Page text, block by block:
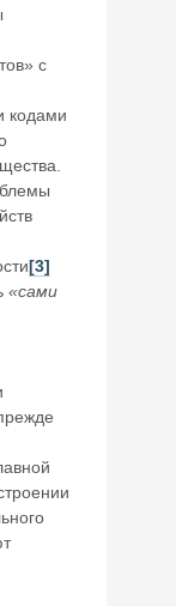
26
А
е
нт
К
А
в.
11
2-
л
с
кодами
[3]
«сами